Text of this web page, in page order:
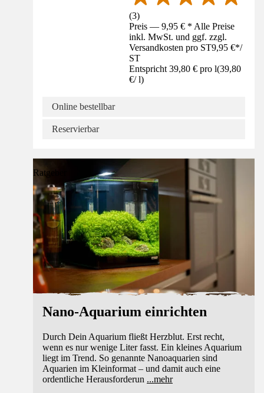
(3)
Preis — 9,95 € * Alle Preise
inkl. MwSt. und ggf. zzgl.
Versandkosten pro ST9,95 €*/
ST
Entspricht 39,80 € pro l(39,80
€/ l)
Online bestellbar
Reservierbar
Ratgeber
Nano-Aquarium einrichten
Durch Dein Aquarium fließt Herzblut. Erst recht,
wenn es nur wenige Liter fasst. Ein kleines Aquarium
liegt im Trend. So genannte Nanoaquarien sind
Aquarien im Kleinformat – und damit auch eine
ordentliche Herausforderun ...mehr